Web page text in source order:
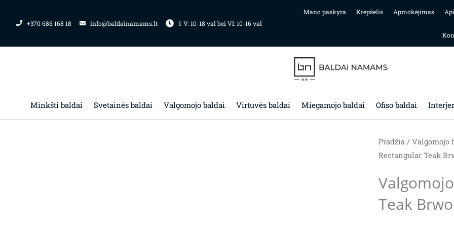
+370 686 168 18 info@baldainamams.lt I-V: 10-18 val bei VI: 10-16 val
Mano paskyra Krepšelis Apmokėjimas
Minkšti baldai Svetainės baldai Valgomojo baldai Virtuvės baldai Miegamojo baldai Ofiso baldai
Pradžia/ Valgomojo
Rectangular Teak
Teak